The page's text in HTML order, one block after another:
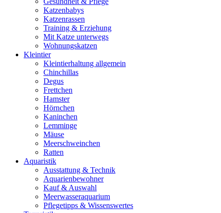
Katzenbabys
Katzenrassen
Training & Erziehung
Mit Katze unterwegs
Wohnungskatzen
Kleintier
Kleintierhaltung allgemein
Chinchillas
Degus
Frettchen
Hamster
Hörnchen
Kaninchen
Lemminge
Mäuse
Meerschweinchen
Ratten
Aquaristik
Ausstattung & Technik
Aquarienbewohner
Kauf & Auswahl
Meerwasseraquarium
Pflegetipps & Wissenswertes